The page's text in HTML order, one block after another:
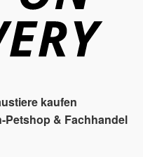
kaufen
Petshop & Fachhandel